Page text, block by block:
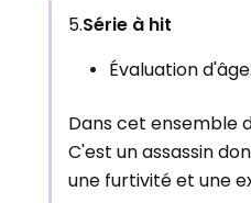
5.Série à hit
Évaluation
Dans cet ensemble
C'est un assassin
une furtivité et une